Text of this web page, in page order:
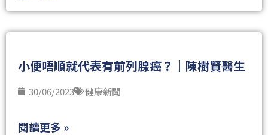
小便唔順就代表有前列腺癌？｜陳樹賢醫生
30/06/2023 健康新聞
閱讀更多 »